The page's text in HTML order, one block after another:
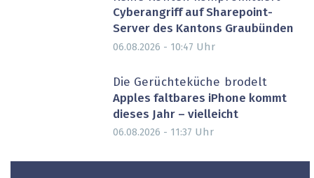
Cyberangriff auf Sharepoint-
Server des Kantons Graubünden
06.08.2026 - 10:47 Uhr
Die Gerüchteküche brodelt
Apples faltbares iPhone kommt
dieses Jahr – vielleicht
06.08.2026 - 11:37 Uhr